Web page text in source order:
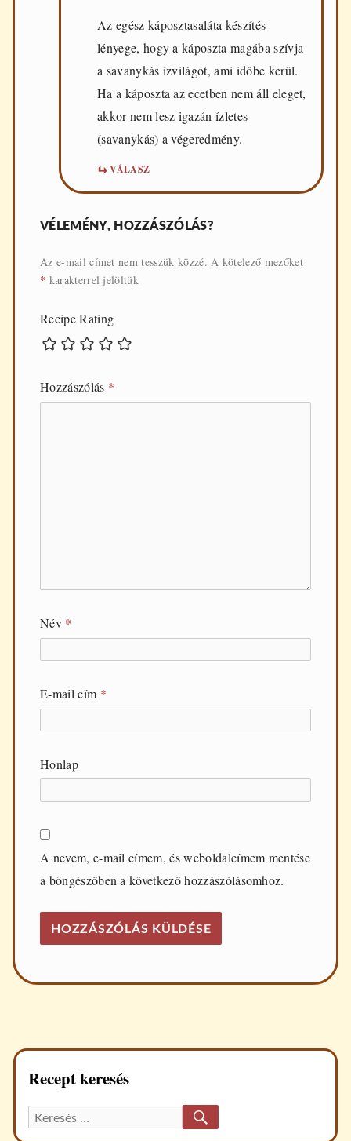
Az egész káposztasaláta készítés
lényege, hogy a káposzta magába szívja
a savanykás ízvilágot, ami időbe kerül.
Ha a káposzta az ecetben nem áll eleget,
akkor nem lesz igazán ízletes
(savanykás) a végeredmény.
VÁLASZ
VÉLEMÉNY, HOZZÁSZÓLÁS?
Az e-mail címet nem tesszük közzé. A kötelező mezőket
* karakterrel jelöltük
Recipe Rating
Hozzászólás *
Név *
E-mail cím *
Honlap
A nevem, e-mail címem, és weboldalcímem mentése
a böngészőben a következő hozzászólásomhoz.
Recept keresés
Keresett